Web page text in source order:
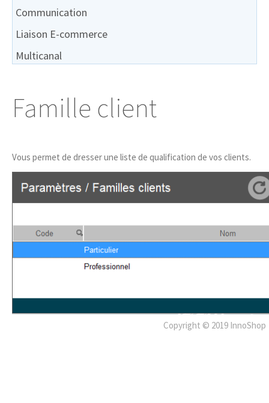
Communication
Liaison E-commerce
Multicanal
Famille client
Vous permet de dresser une liste de qualification de vos clients.
Copyright © 2019 InnoShop